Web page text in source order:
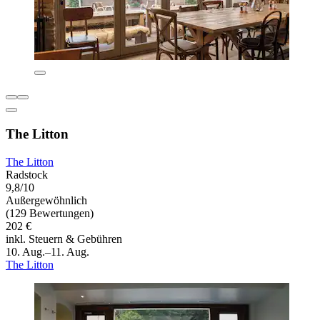
The Litton
The Litton
Radstock
9,8/10
Außergewöhnlich
(129 Bewertungen)
202 €
inkl. Steuern & Gebühren
10. Aug.–11. Aug.
The Litton